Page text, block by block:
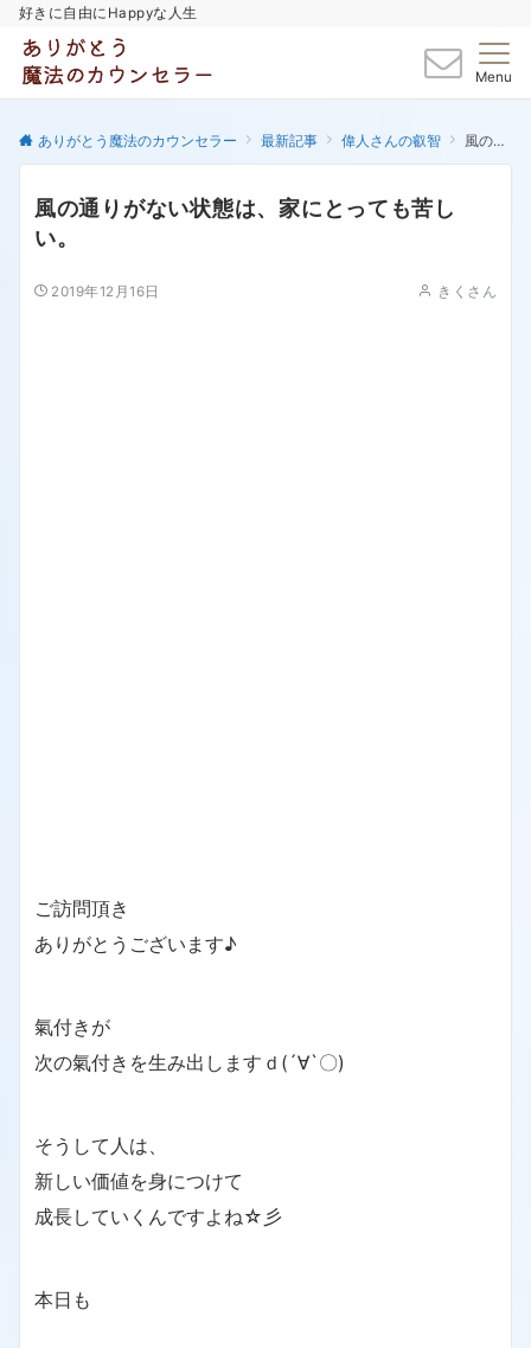
好きに自由にHappyな人生
Menu
ありがとう魔法のカウンセラー 最新記事 偉人さんの叡智 風の通りがない状態は、家にとっても苦しい。
風の通りがない状態は、家にとっても苦し
い。
2019年12月16日 きくさん
ご訪問頂き
ありがとうございます♪
氣付きが
次の氣付きを生み出しますｄ(´∀`〇)
そうして人は、
新しい価値を身につけて
成長していくんですよね☆彡
本日も